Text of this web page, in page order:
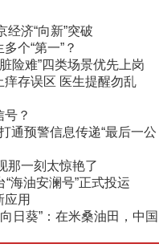
经济“向新”突破
个“第一”？
险难”四类场景优先上岗
痒存误区 医生提醒勿乱
？
通预警信息传递“最后一公
那一刻太惊艳了
海油安澜号”正式投运
应用
日葵”：在米桑油田，中国